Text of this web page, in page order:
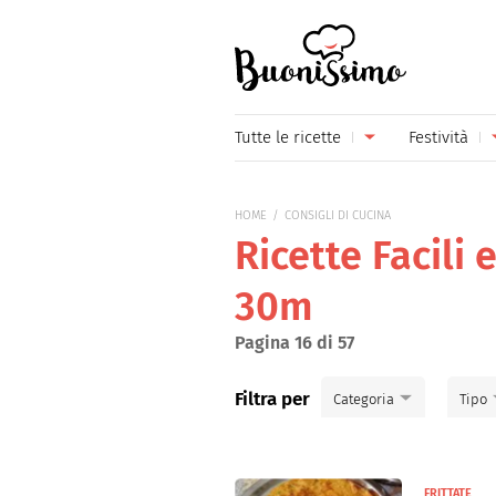
Tutte le ricette
Primi piatti
Piatti unici
Formaggi
Festività
HOME CONSIGLI DI CUCINA
Ricette Facili
30m
Pagina 16 di 57
Filtra per Categoria
Antipasti
Tipo